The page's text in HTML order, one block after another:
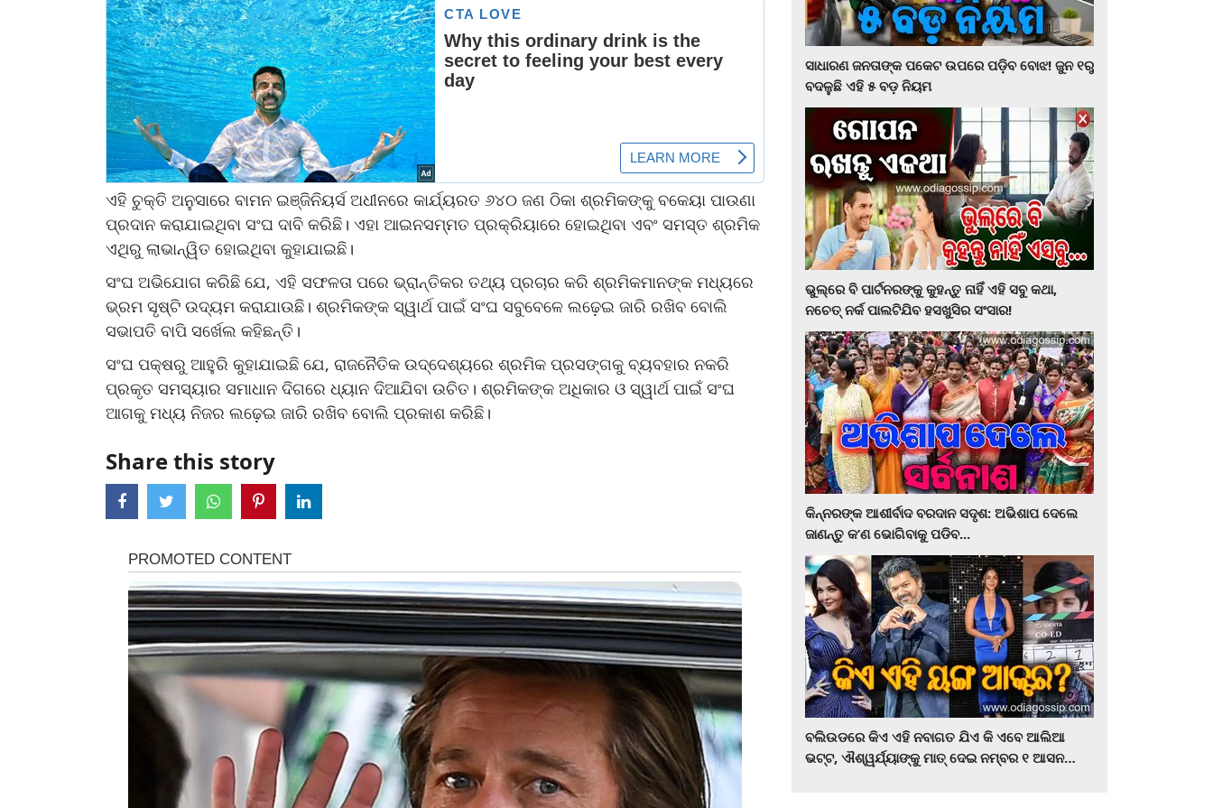
ଏହି ଚୁକ୍ତି ଅନୁସାରେ ବାମନ ଇଞ୍ଜିନିୟର୍ସ ଅଧୀନରେ କାର୍ଯ୍ୟରତ ୬୪୦ ଜଣ ଠିକା ଶ୍ରମିକଙ୍କୁ ବକେୟା ପାଉଣା
ପ୍ରଦାନ କରାଯାଇଥିବା ସଂଘ ଦାବି କରିଛି। ଏହା ଆଇନସମ୍ମତ ପ୍ରକ୍ରିୟାରେ ହୋଇଥିବା ଏବଂ ସମସ୍ତ ଶ୍ରମିକ
ଏଥିରୁ ଲାଭାନ୍ୱିତ ହୋଇଥିବା କୁହାଯାଇଛି।
ସଂଘ ଅଭିଯୋଗ କରିଛି ଯେ, ଏହି ସଫଳତା ପରେ ଭ୍ରାନ୍ତିକର ତଥ୍ୟ ପ୍ରଚାର କରି ଶ୍ରମିକମାନଙ୍କ ମଧ୍ୟରେ
ଭ୍ରମ ସୃଷ୍ଟି ଉଦ୍ୟମ କରାଯାଉଛି। ଶ୍ରମିକଙ୍କ ସ୍ୱାର୍ଥ ପାଇଁ ସଂଘ ସବୁବେଳେ ଲଢ଼େଇ ଜାରି ରଖିବ ବୋଲି
ସଭାପତି ବାପି ସର୍ଖେଲ କହିଛନ୍ତି।
ସଂଘ ପକ୍ଷରୁ ଆହୁରି କୁହାଯାଇଛି ଯେ, ରାଜନୈତିକ ଉଦ୍ଦେଶ୍ୟରେ ଶ୍ରମିକ ପ୍ରସଙ୍ଗକୁ ବ୍ୟବହାର ନକରି
ପ୍ରକୃତ ସମସ୍ୟାର ସମାଧାନ ଦିଗରେ ଧ୍ୟାନ ଦିଆଯିବା ଉଚିତ। ଶ୍ରମିକଙ୍କ ଅଧିକାର ଓ ସ୍ୱାର୍ଥ ପାଇଁ ସଂଘ
ଆଗକୁ ମଧ୍ୟ ନିଜର ଲଢ଼େଇ ଜାରି ରଖିବ ବୋଲି ପ୍ରକାଶ କରିଛି।
Share this story
ସାଧାରଣ ଜନତାଙ୍କ ପକେଟ ଉପରେ ପଡ଼ିବ ବୋଝ! ଜୁନ ୧ରୁ
ବଦଳୁଛି ଏହି ୫ ବଡ଼ ନିୟମ
ଭୁଲ୍‌ରେ ବି ପାର୍ଟନରଙ୍କୁ କୁହନ୍ତୁ ନାହିଁ ଏହି ସବୁ କଥା,
ନଚେତ୍‌ ନର୍କ ପାଲଟିଯିବ ହସଖୁସିର ସଂସାର!
କିନ୍ନରଙ୍କ ଆଶୀର୍ବାଦ ବରଦାନ ସଦୃଶ: ଅଭିଶାପ ଦେଲେ
ଜାଣନ୍ତୁ କ’ଣ ଭୋଗିବାକୁ ପଡିବ...
ବଲିଉଡରେ କିଏ ଏହି ନବାଗତ ଯିଏ କି ଏବେ ଆଲିଆ
ଭଟ୍ଟ, ଐଶ୍ୱର୍ଯ୍ୟାଙ୍କୁ ମାତ୍‌ ଦେଇ ନମ୍ବର ୧ ଆସନ